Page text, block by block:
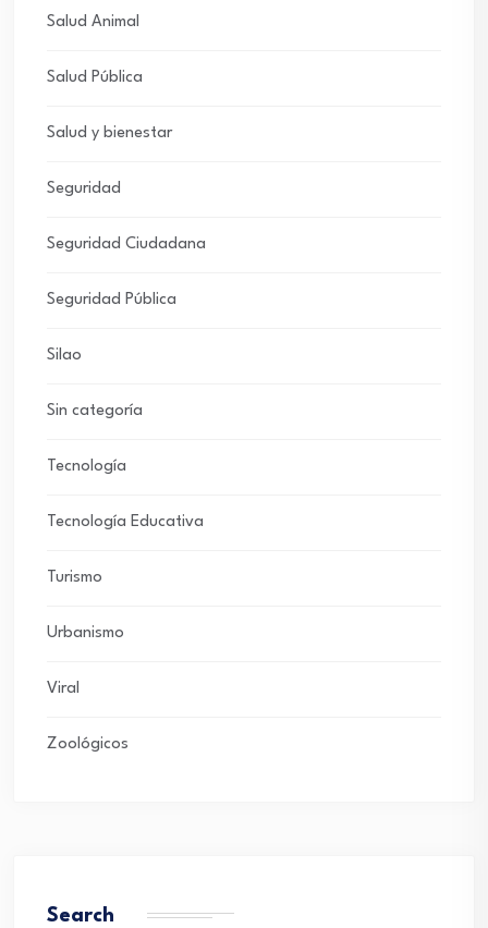
Salud Animal
Salud Pública
Salud y bienestar
Seguridad
Seguridad Ciudadana
Seguridad Pública
Silao
Sin categoría
Tecnología
Tecnología Educativa
Turismo
Urbanismo
Viral
Zoológicos
Search